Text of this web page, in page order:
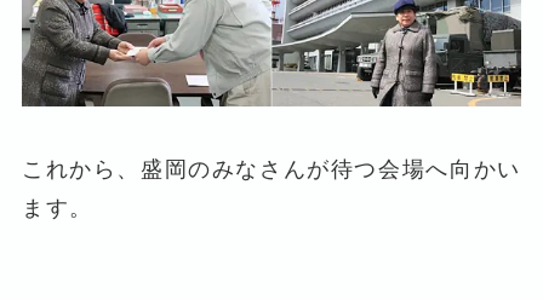
これから、盛岡のみなさんが待つ会場へ向かい
ます。